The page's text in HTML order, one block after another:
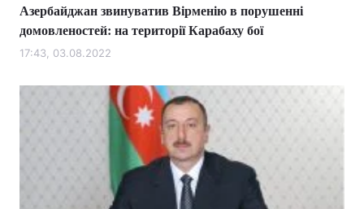
Азербайджан звинуватив Вірменію в порушенні
домовленостей: на території Карабаху бої
17:43, 03.08.2022